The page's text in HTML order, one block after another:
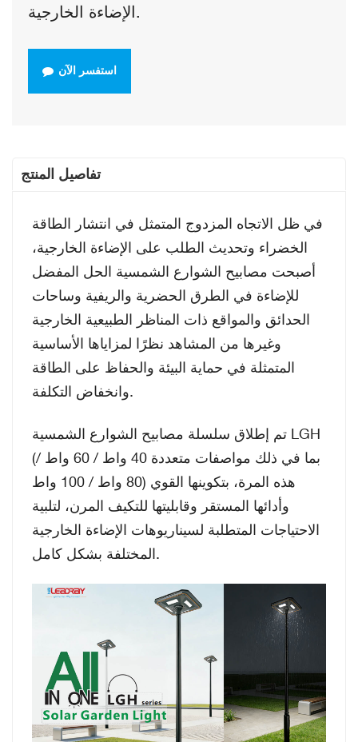
الإضاءة الخارجية.
استفسر الآن
تفاصيل المنتج
في ظل الاتجاه المزدوج المتمثل في انتشار الطاقة
الخضراء وتحديث الطلب على الإضاءة الخارجية،
أصبحت مصابيح الشوارع الشمسية الحل المفضل
للإضاءة في الطرق الحضرية والريفية وساحات
الحدائق والمواقع ذات المناظر الطبيعية الخارجية
وغيرها من المشاهد نظرًا لمزاياها الأساسية
المتمثلة في حماية البيئة والحفاظ على الطاقة
وانخفاض التكلفة.
تم إطلاق سلسلة مصابيح الشوارع الشمسية LGH
(بما في ذلك مواصفات متعددة 40 واط / 60 واط /
80 واط / 100 واط) هذه المرة، بتكوينها القوي
وأدائها المستقر وقابليتها للتكيف المرن، لتلبية
الاحتياجات المتطلبة لسيناريوهات الإضاءة الخارجية
المختلفة بشكل كامل.